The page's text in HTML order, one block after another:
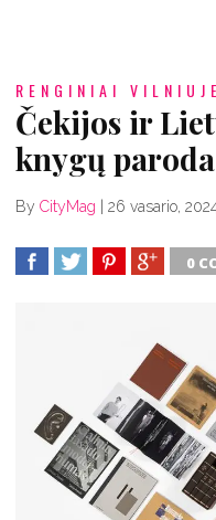
RENGINIAI VILNIUJE
Čekijos ir
knygų paroda
By CityMag 26 vasario,
0